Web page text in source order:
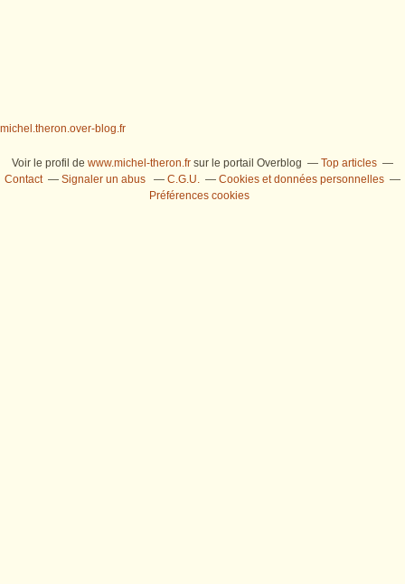
michel.theron.over-blog.fr
Voir le profil de www.michel-theron.fr sur le portail Overblog
Top articles
Contact
Signaler un abus C.G.U.
Cookies et données personnelles
Préférences cookies